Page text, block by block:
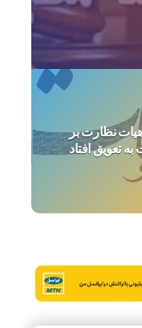
هیات نظارت بر
تعویق افتاد